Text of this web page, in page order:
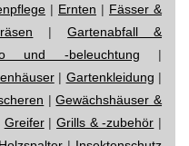
| Ernten | Fässer &
|Gartenabfall &
und -beleuchtung |
| Gartenkleidung |
|Gewächshäuser &
Greifer|Grills & -zubehör |